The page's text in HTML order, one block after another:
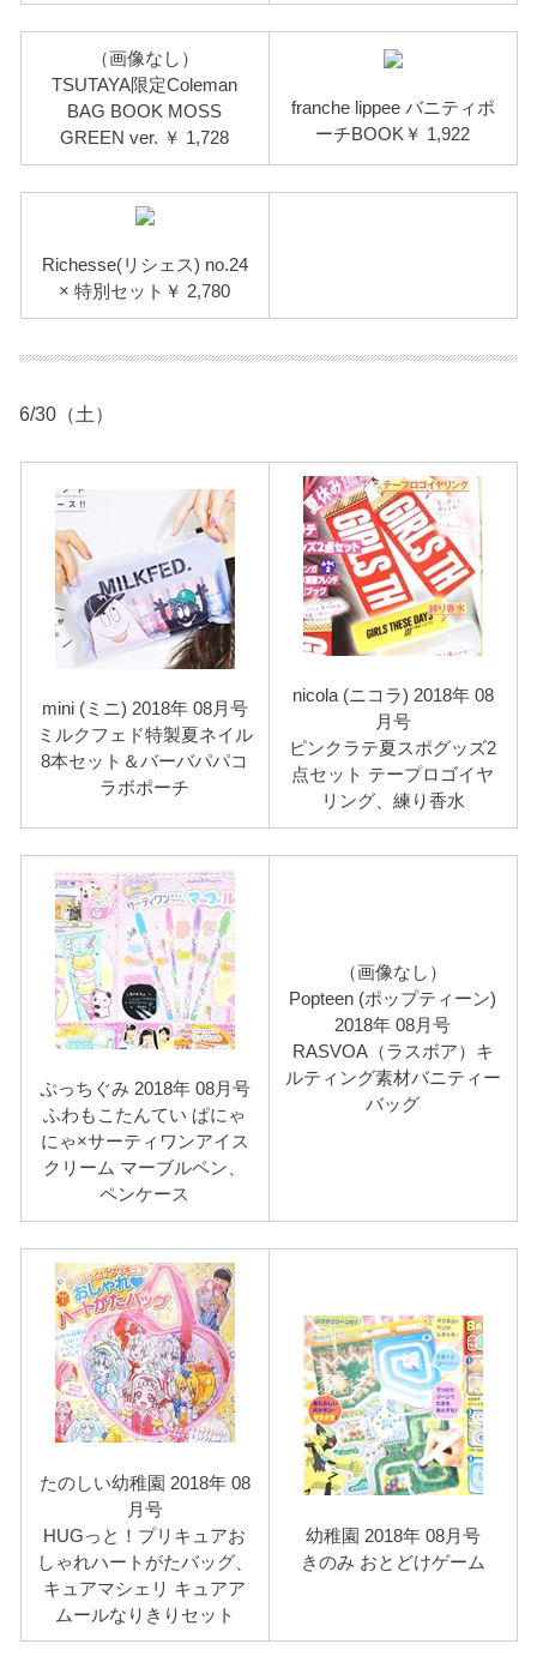
（画像なし）
TSUTAYA限定Coleman
BAG BOOK MOSS
GREEN ver. ￥ 1,728
franche lippee バニティポ
ーチBOOK￥ 1,922
Richesse(リシェス) no.24
× 特別セット￥ 2,780
6/30（土）
mini (ミニ) 2018年 08月号
ミルクフェド特製夏ネイル
8本セット＆バーバパパコ
ラボポーチ
nicola (ニコラ) 2018年 08
月号
ピンクラテ夏スポグッズ2
点セット テープロゴイヤ
リング、練り香水
ぷっちぐみ 2018年 08月号
ふわもこたんてい ぱにゃ
にゃ×サーティワンアイス
クリーム マーブルペン、
ペンケース
（画像なし）
Popteen (ポップティーン)
2018年 08月号
RASVOA（ラスボア）キ
ルティング素材バニティー
バッグ
たのしい幼稚園 2018年 08
月号
HUGっと！プリキュアお
しゃれハートがたバッグ、
キュアマシェリ キュアア
ムールなりきりセット
幼稚園 2018年 08月号
きのみ おとどけゲーム